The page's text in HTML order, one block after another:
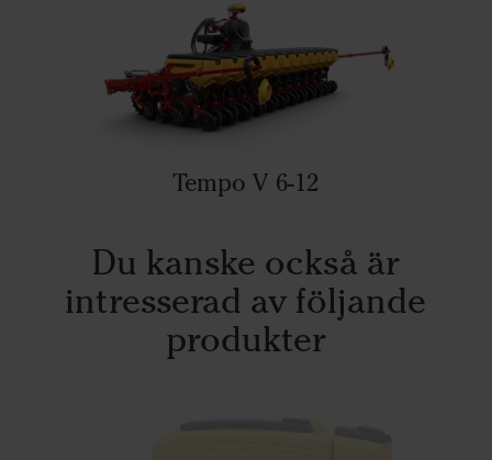
Tempo V 6-12
Du kanske också är
intresserad av följande
produkter